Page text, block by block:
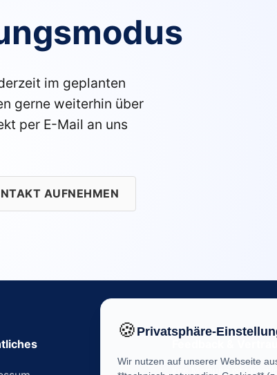
im geplanten
gerne weiterhin über
per E-Mail an uns
AUFNEHMEN
Ihre Meinung ist uns
🍪Privatsphäre-
Wir nutzen auf unserer Webseite